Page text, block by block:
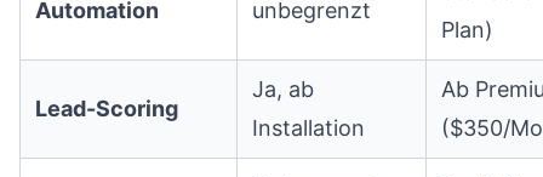
Automation
unbegrenzt
Plan)
Lead-Scoring
Ja, ab
Installation
Ab
($350/